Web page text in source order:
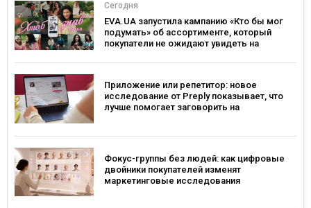
Сегодня
EVA.UA запустила кампанию «Кто бы мог
подумать» об ассортименте, который
покупатели не ожидают увидеть на
Приложение или репетитор: новое
исследование от Preply показывает, что
лучше помогает заговорить на
Фокус-группы без людей: как цифровые
двойники покупателей изменят
маркетинговые исследования